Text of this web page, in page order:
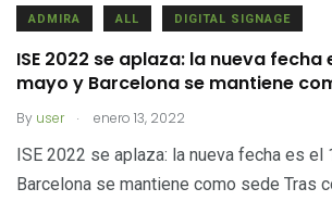
ADMIRA ALL DIGITAL SIGNAGE
ISE 2022 se aplaza: la nueva fecha
mayo y Barcelona se mantiene
By user . enero 13, 2022
ISE 2022 se aplaza: la nueva fecha es el
Barcelona se mantiene como sede Tras